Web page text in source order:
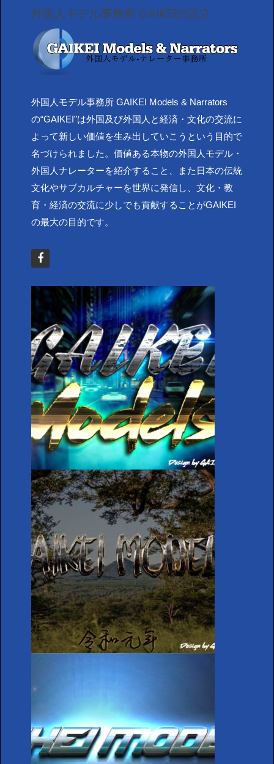
外国人モデル事務所 GAIKEIの設立
外国人モデル事務所 GAIKEI Models & Narrators
の“GAIKEI”は外国及び外国人と経済・文化の交流に
よって新しい価値を生み出していこうという目的で
名づけられました。価値ある本物の外国人モデル・
外国人ナレーターを紹介すること、また日本の伝統
文化やサブカルチャーを世界に発信し、文化・教
育・経済の交流に少しでも貢献することがGAIKEI
の最大の目的です。